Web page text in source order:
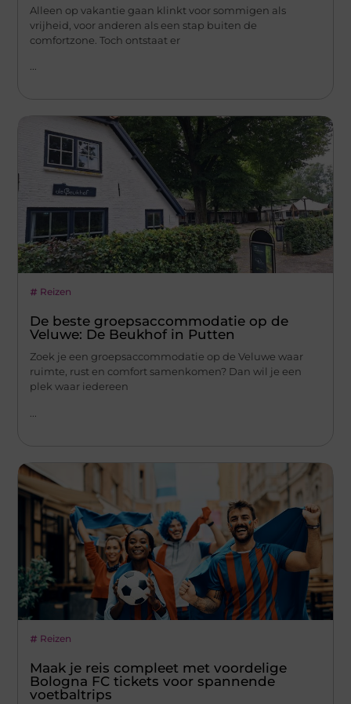
Alleen op vakantie gaan klinkt voor sommigen als
vrijheid, voor anderen als een stap buiten de
comfortzone. Toch ontstaat er
...
Reizen
De beste groepsaccommodatie op de
Veluwe: De Beukhof in Putten
Zoek je een groepsaccommodatie op de Veluwe waar
ruimte, rust en comfort samenkomen? Dan wil je een
plek waar iedereen
Reizen
Maak je reis compleet met voordelige
Bologna FC tickets voor spannende
voetbaltrips